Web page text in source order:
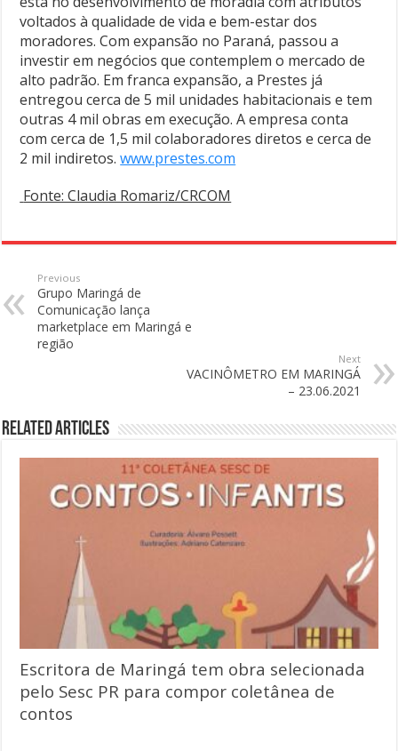
voltados à qualidade de vida e bem-estar dos
moradores. Com expansão no Paraná, passou a
investir em negócios que contemplem o mercado de
alto padrão. Em franca expansão, a Prestes já
entregou cerca de 5 mil unidades habitacionais e tem
outras 4 mil obras em execução. A empresa conta
com cerca de 1,5 mil colaboradores diretos e cerca de
2 mil indiretos.www.prestes.com
Fonte: Claudia Romariz/CRCOM
Previous
Grupo Maringá de
Comunicação lança
marketplace em Maringá e
região
Next
VACINÔMETRO EM MARINGÁ
– 23.06.2021
Related Articles
Escritora de Maringá tem obra selecionada
pelo Sesc PR para compor coletânea de
contos